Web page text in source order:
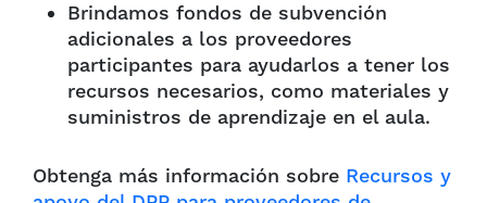
Brindamos fondos de subvención
adicionales a los proveedores
participantes para ayudarlos a tener los
recursos necesarios, como materiales y
suministros de aprendizaje en el aula.
Obtenga más información sobre Recursos y